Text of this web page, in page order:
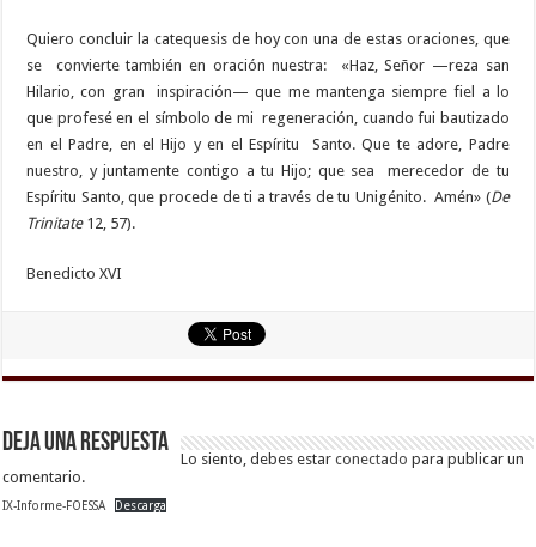
Quiero concluir la catequesis de hoy con una de estas oraciones, que
se convierte también en oración nuestra: «Haz, Señor —reza san
Hilario, con gran inspiración— que me mantenga siempre fiel a lo
que profesé en el símbolo de mi regeneración, cuando fui bautizado
en el Padre, en el Hijo y en el Espíritu Santo. Que te adore, Padre
nuestro, y juntamente contigo a tu Hijo; que sea merecedor de tu
Espíritu Santo, que procede de ti a través de tu Unigénito. Amén» (De
Trinitate12, 57).
Benedicto XVI
Deja una respuesta
Lo siento, debes estarconectado para publicar un
comentario.
IX-Informe-FOESSA Descarga